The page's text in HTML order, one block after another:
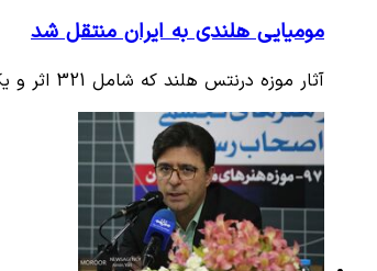
مومیایی هلندی به ایران منتقل شد
آثار موزه درنتس هلند که شامل 321 اثر و یک مومیایی طبیعی انسان چند هزار ساله است، به ایران آمد تا فردا در قالب یک…